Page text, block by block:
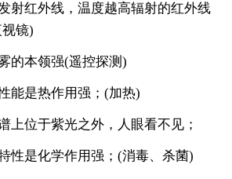
射红外线，温度越高辐射的红外线
镜)
的本领强(遥控探测)
能是热作用强；(加热)
上位于紫光之外，人眼看不见；
性是化学作用强；(消毒、杀菌)